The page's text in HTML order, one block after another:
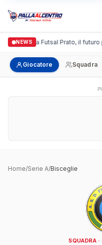
NEWS
Italgronda Futsal Prato, il futuro
Giocatore Squadra
Home/Serie A/Bisceglie
SQUADRA